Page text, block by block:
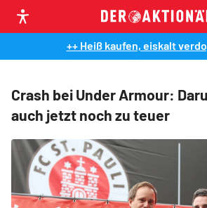
++ Heiß kaufen, eiskalt
Crash bei Under Armour:
auch jetzt noch zu teuer